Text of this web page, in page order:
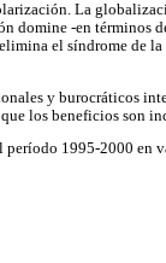
La
domine -en términos
el síndrome de la
y burocráticos
los beneficios son
1995-2000 en